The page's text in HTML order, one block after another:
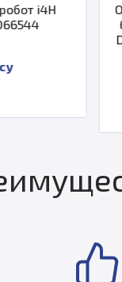
базе учебного
DOBOT